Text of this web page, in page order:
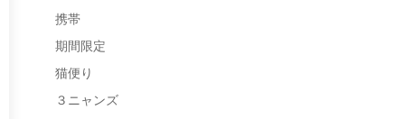
携帯
期間限定
猫便り
３ニャンズ